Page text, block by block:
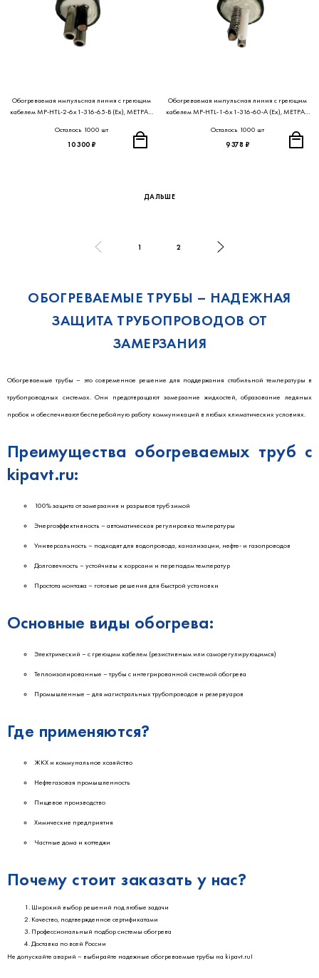
Обогреваемая импульсная линия с греющим
кабелем MP-HTL-2-6x1-316-65-B (Ex), МЕТРАН
Осталось 1000 шт
10 300 ₽
Обогреваемая импульсная линия с греющим
кабелем MP-HTL-1-6x1-316-60-A (Ex), МЕТРАН
Осталось 1000 шт
9 378 ₽
ДАЛЬШЕ
1 2
ОБОГРЕВАЕМЫЕ ТРУБЫ – НАДЕЖНАЯ
ЗАЩИТА ТРУБОПРОВОДОВ ОТ
ЗАМЕРЗАНИЯ
Обогреваемые трубы – это современное решение для поддержания стабильной температуры в
трубопроводных системах. Они предотвращают замерзание жидкостей, образование ледяных
пробок и обеспечивают бесперебойную работу коммуникаций в любых климатических условиях.
Преимущества обогреваемых труб с
kipavt.ru:
100% защита от замерзания и разрывов труб зимой
Энергоэффективность – автоматическая регулировка температуры
Универсальность – подходят для водопровода, канализации, нефте- и газопроводов
Долговечность – устойчивы к коррозии и перепадам температур
Простота монтажа – готовые решения для быстрой установки
Основные виды обогрева:
Электрический – с греющим кабелем (резистивным или саморегулирующимся)
Теплоизолированные – трубы с интегрированной системой обогрева
Промышленные – для магистральных трубопроводов и резервуаров
Где применяются?
ЖКХ и коммунальное хозяйство
Нефтегазовая промышленность
Пищевое производство
Химические предприятия
Частные дома и коттеджи
Почему стоит заказать у нас?
Широкий выбор решений под любые задачи
Качество, подтвержденное сертификатами
Профессиональный подбор системы обогрева
Доставка по всей России
Не допускайте аварий – выбирайте надежные обогреваемые трубы на kipavt.ru!